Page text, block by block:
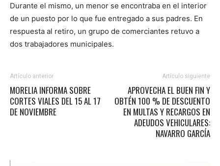
Durante el mismo, un menor se encontraba en el interior
de un puesto por lo que fue entregado a sus padres. En
respuesta al retiro, un grupo de comerciantes retuvo a
dos trabajadores municipales.
Artículo anterior
MORELIA INFORMA SOBRE
CORTES VIALES DEL 15 AL 17
DE NOVIEMBRE
Artículo siguiente
APROVECHA EL BUEN FIN Y
OBTÉN 100 % DE DESCUENTO
EN MULTAS Y RECARGOS EN
ADEUDOS VEHICULARES:
NAVARRO GARCÍA